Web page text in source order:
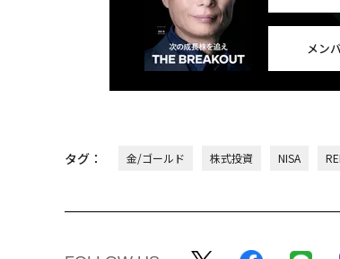
メン
タグ： 金/ゴールド 株式投資 NISA